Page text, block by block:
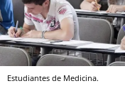
Estudiantes de Medicina.